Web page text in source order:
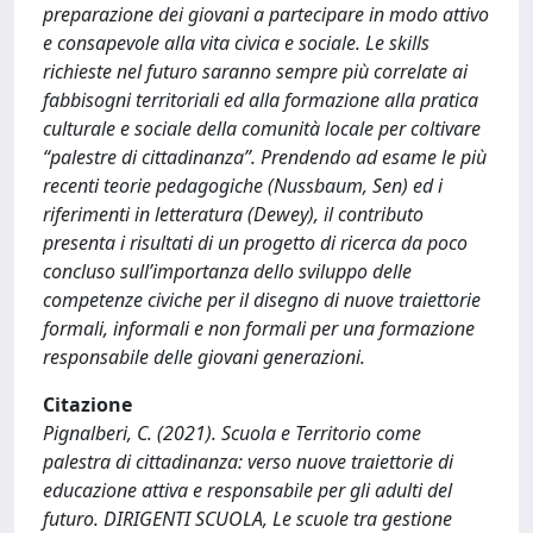
preparazione dei giovani a partecipare in modo attivo
e consapevole alla vita civica e sociale. Le skills
richieste nel futuro saranno sempre più correlate ai
fabbisogni territoriali ed alla formazione alla pratica
culturale e sociale della comunità locale per coltivare
“palestre di cittadinanza”. Prendendo ad esame le più
recenti teorie pedagogiche (Nussbaum, Sen) ed i
riferimenti in letteratura (Dewey), il contributo
presenta i risultati di un progetto di ricerca da poco
concluso sull’importanza dello sviluppo delle
competenze civiche per il disegno di nuove traiettorie
formali, informali e non formali per una formazione
responsabile delle giovani generazioni.
Citazione
Pignalberi, C. (2021). Scuola e Territorio come
palestra di cittadinanza: verso nuove traiettorie di
educazione attiva e responsabile per gli adulti del
futuro. DIRIGENTI SCUOLA, Le scuole tra gestione